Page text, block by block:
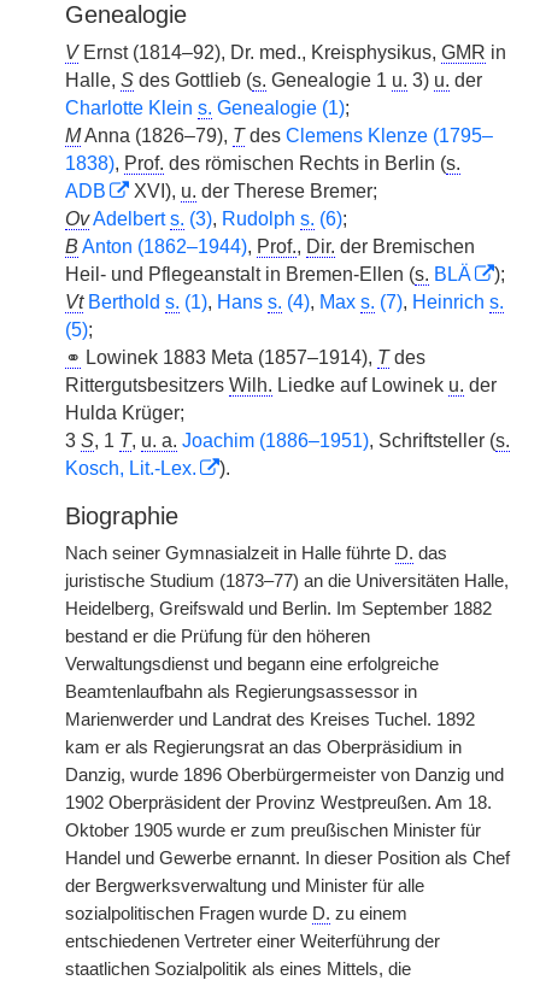
Genealogie
VErnst (1814–92), Dr. med., Kreisphysikus, GMR in
Halle, S des Gottlieb (s. Genealogie 1 u. 3) u. der
Charlotte Klein s. Genealogie (1);
MAnna (1826–79), Tdes Clemens Klenze (1795–
1838), Prof. des römischen Rechts in Berlin (s.
ADB
XVI), u. der Therese Bremer;
OvAdelberts. (3), Rudolph s. (6);
B Anton (1862–1944), Prof., Dir. der Bremischen
Heil- und Pflegeanstalt in Bremen-Ellen (s. BLÄ
);
Vt Berthold s. (1), Hans s. (4), Max s. (7), Heinrich s.
(5);
⚭ Lowinek 1883 Meta (1857–1914), Tdes
Rittergutsbesitzers Wilh. Liedke auf Lowinek u. der
Hulda Krüger;
3 S, 1 T, u. a. Joachim (1886–1951), Schriftsteller (s.
Kosch, Lit.-Lex.
).
Biographie
Nach seiner Gymnasialzeit in Halle führte D. das
juristische Studium (1873–77) an die Universitäten Halle,
Heidelberg, Greifswald und Berlin. Im September 1882
bestand er die Prüfung für den höheren
Verwaltungsdienst und begann eine erfolgreiche
Beamtenlaufbahn als Regierungsassessor in
Marienwerder und Landrat des Kreises Tuchel. 1892
kam er als Regierungsrat an das Oberpräsidium in
Danzig, wurde 1896 Oberbürgermeister von Danzig und
1902 Oberpräsident der Provinz Westpreußen. Am 18.
Oktober 1905 wurde er zum preußischen Minister für
Handel und Gewerbe ernannt. In dieser Position als Chef
der Bergwerksverwaltung und Minister für alle
sozialpolitischen Fragen wurde D. zu einem
entschiedenen Vertreter einer Weiterführung der
staatlichen Sozialpolitik als eines Mittels, die